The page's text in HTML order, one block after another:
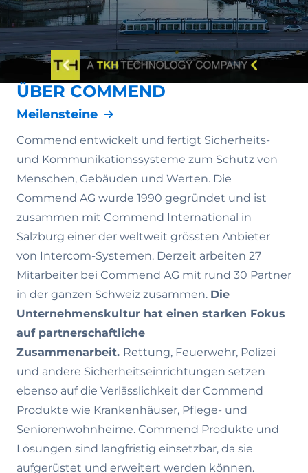
ÜBER COMMEND
Meilensteine
Commend entwickelt und fertigt Sicherheits-
und Kommunikationssysteme zum Schutz von
Menschen, Gebäuden und Werten. Die
Commend AG wurde 1990 gegründet und ist
zusammen mit Commend International in
Salzburg einer der weltweit grössten Anbieter
von Intercom-Systemen. Derzeit arbeiten 27
Mitarbeiter bei Commend AG mit rund 30 Partner
in der ganzen Schweiz zusammen. Die
Unternehmenskultur hat einen starken Fokus
auf partnerschaftliche
Zusammenarbeit. Rettung, Feuerwehr, Polizei
und andere Sicherheitseinrichtungen setzen
ebenso auf die Verlässlichkeit der Commend
Produkte wie Krankenhäuser, Pflege- und
Seniorenwohnheime. Commend Produkte und
Lösungen sind langfristig einsetzbar, da sie
aufgerüstet und erweitert werden können.